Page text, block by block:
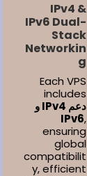
IPv4 &
IPv6 Dual-
Stack
Networkin
g
Each VPS
includes
دعم IPv4 و
IPv6,
ensuring
global
compatibilit
y, efficient